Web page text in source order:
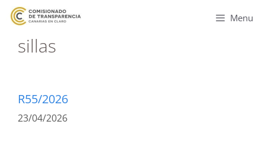
Menu
sillas
R55/2026
23/04/2026